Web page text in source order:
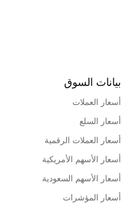
بيانات السوق
أسعار العملات
أسعار السلع
أسعار العملات الرقمية
أسعار الأسهم الأمريكية
أسعار الأسهم السعودية
أسعار المؤشرات